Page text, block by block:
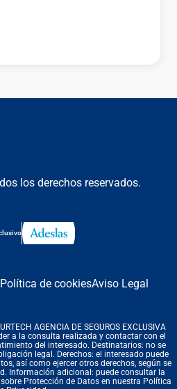
los derechos reservados.
Política de cookiesAviso Legal
AGENCIA DE SEGUROS EXCLUSIVA
a la consulta realizada y contactar con el
del interesado. Destinatarios: no se
legal. Derechos: el interesado puede
así como ejercer otros derechos, según se
Información adicional: puede consultar la
Protección de Datos en nuestra Política